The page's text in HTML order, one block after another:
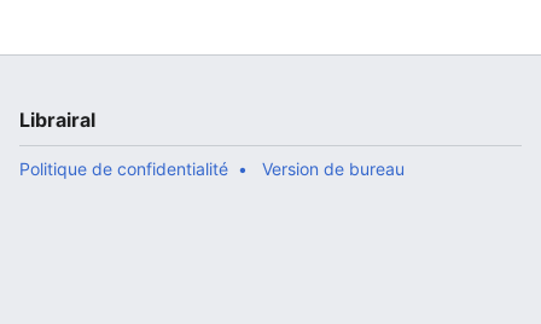
Librairal
Politique de confidentialité Version de bureau